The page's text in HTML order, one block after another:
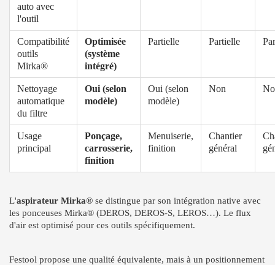
auto avec
l'outil
Compatibilité
outils
Mirka®
Optimisée
(système
intégré)
Partielle Partielle
Nettoyage
automatique
du filtre
Oui (selon
modèle)
Oui (selon
modèle)
Non
Usage
principal
Ponçage,
carrosserie,
finition
Menuiserie,
finition
Chantier
général
L'aspirateur Mirka® se distingue par son intégration native avec
les ponceuses Mirka® (DEROS, DEROS-S, LEROS…). Le flux
d'air est optimisé pour ces outils spécifiquement.
Festool propose une qualité équivalente, mais à un positionnement